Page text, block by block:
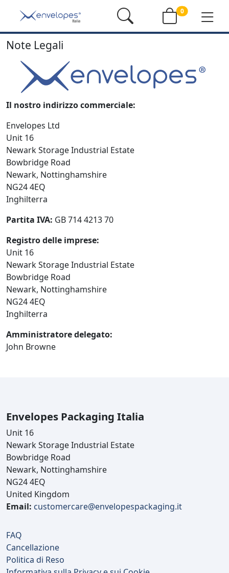
0
Note Legali
Il nostro indirizzo commerciale:
Envelopes Ltd
Unit 16
Newark Storage Industrial Estate
Bowbridge Road
Newark, Nottinghamshire
NG24 4EQ
Inghilterra
Partita IVA: GB 714 4213 70
Registro delle imprese:
Unit 16
Newark Storage Industrial Estate
Bowbridge Road
Newark, Nottinghamshire
NG24 4EQ
Inghilterra
Amministratore delegato:
John Browne
Envelopes Packaging Italia
Unit 16
Newark Storage Industrial Estate
Bowbridge Road
Newark, Nottinghamshire
NG24 4EQ
United Kingdom
Email: customercare@envelopespackaging.it
FAQ
Cancellazione
Politica di Reso